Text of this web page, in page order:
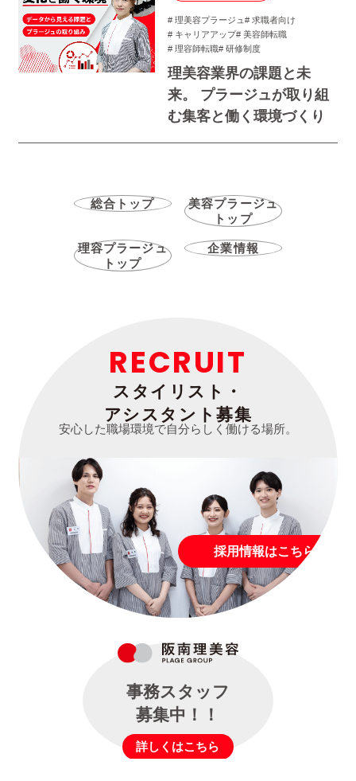
# 理美容プラージュ# 求職者向け
# キャリアアップ# 美容師転職
# 理容師転職# 研修制度
理美容業界の課題と未
来。 プラージュが取り組
む集客と働く環境づくり
総合トップ
美容プラージュ
トップ
理容プラージュ
トップ
企業情報
RECRUIT
スタイリスト・
アシスタント募集
安心した職場環境で自分らしく働ける場所。
採用情報はこちら
事務スタッフ
募集中！！
詳しくはこちら